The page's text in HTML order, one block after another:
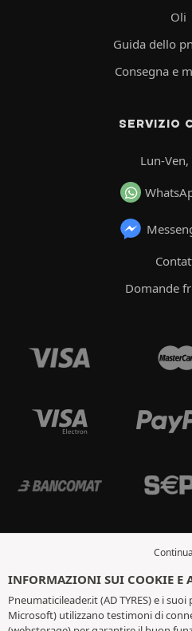
Oli
Guida dello
Consegna e
SERVIZIO
Lun-
Domande
INFORMAZIONI SUI COOKIE E
Pneumaticileader.it (AD TYRES) e i
Microsoft) utilizzano testimoni di